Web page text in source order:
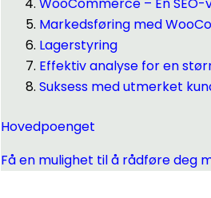
Markedsføring med
Lagerstyring
Effektiv analyse for en
Suksess med utmerket
Hovedpoenget
Få en mulighet til å rådføre deg